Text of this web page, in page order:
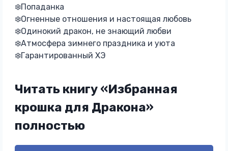
❄️Попаданка
❄️Огненные отношения и настоящая любовь
❄️Одинокий дракон, не знающий любви
❄️Атмосфера зимнего праздника и уюта
❄️Гарантированный ХЭ
Читать книгу «Избранная
крошка для Дракона»
полностью